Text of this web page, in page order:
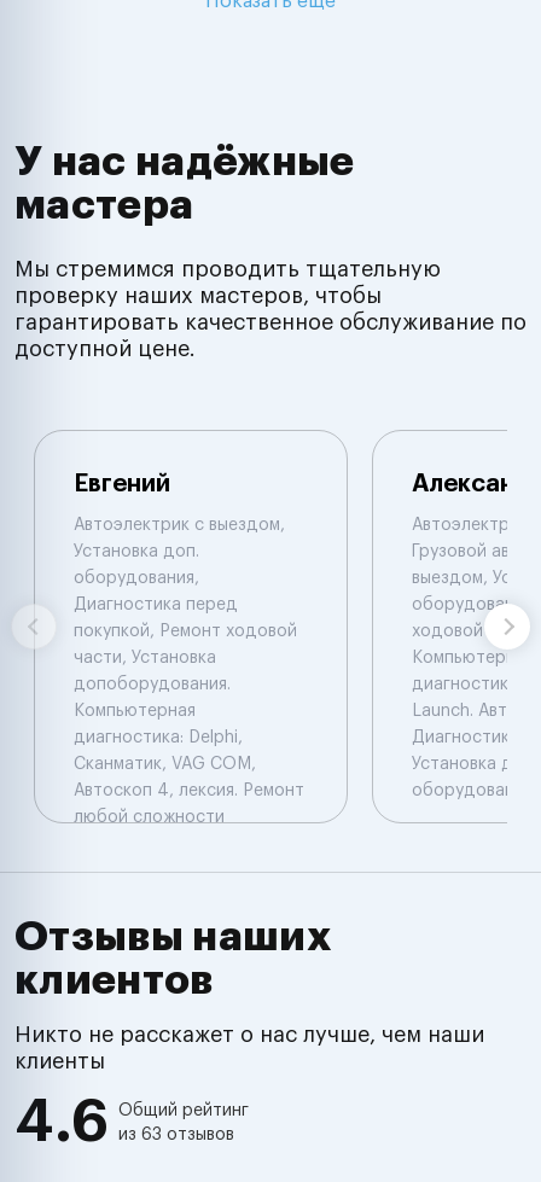
У нас надёжные
мастера
Мы стремимся проводить тщательную
проверку наших мастеров, чтобы
гарантировать качественное обслуживание по
доступной цене.
Евгений
Автоэлектрик с выездом,
Установка доп.
оборудования,
Диагностика перед
покупкой, Ремонт ходовой
части, Установка
допоборудования.
Компьютерная
диагностика: Delphi,
Сканматик, VAG COM,
Автоскоп 4, лексия. Ремонт
любой сложности
Автоэлектрик
Грузовой
выездом,
ходовой части.
Компьютерная
диагностика:
Launch.
Диагностика.
Установка доп
оборудования.
Отзывы наших
клиентов
Никто не расскажет о нас лучше, чем наши
клиенты
4.6
Общий рейтинг
из 63 отзывов